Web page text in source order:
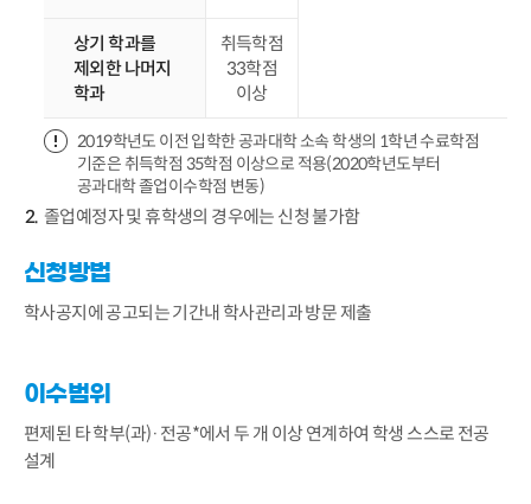
상기 학과를
제외한 나머지
학과
취득학점
33학점
이상
2019학년도 이전 입학한 공과대학 소속 학생의 1학년 수료학점
기준은 취득학점 35학점 이상으로 적용(2020학년도부터
공과대학 졸업이수학점 변동)
졸업예정자 및 휴학생의 경우에는 신청 불가함
신청방법
학사공지에 공고되는 기간내 학사관리과 방문 제출
이수범위
편제된 타 학부(과)·전공*에서 두 개 이상 연계하여 학생 스스로 전공
설계